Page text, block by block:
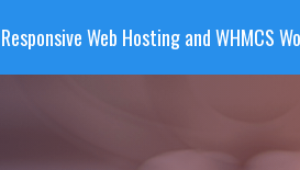
HOSTING DOMAIN
Web Hosting and WHMCS